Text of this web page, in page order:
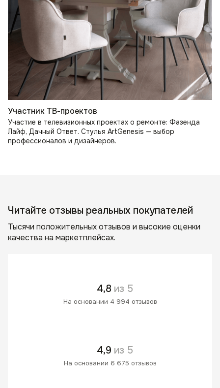
Участник ТВ-проектов
Участие в телевизионных проектах о ремонте: Фазенда
Лайф, Дачный Ответ. Стулья ArtGenesis — выбор
профессионалов и дизайнеров.
Читайте отзывы реальных покупателей
Тысячи положительных отзывов и высокие оценки
качества на маркетплейсах.
4,8 из 5
На основании 4 994 отзывов
4,9 из 5
На основании 6 675 отзывов